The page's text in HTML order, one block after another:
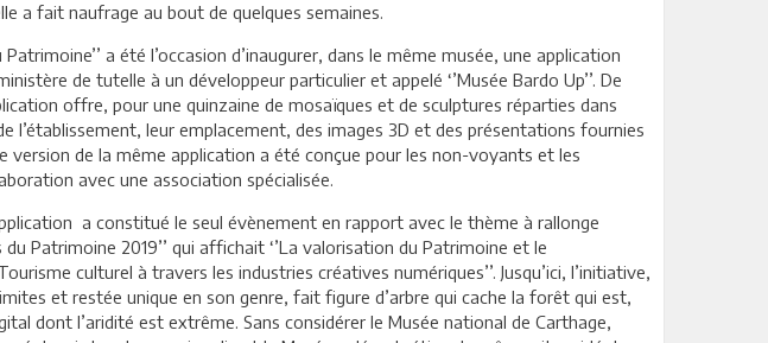
a fait naufrage au bout de quelques semaines.
Patrimoine’’ a été l’occasion d’inaugurer, dans le même musée, une application
de tutelle à un développeur particulier et appelé ‘’Musée Bardo Up’’. De
offre, pour une quinzaine de mosaïques et de sculptures réparties dans
l’établissement, leur emplacement, des images 3D et des présentations fournies
version de la même application a été conçue pour les non-voyants et les
avec une association spécialisée.
a constitué le seul évènement en rapport avec le thème à rallonge
du Patrimoine 2019’’ qui affichait ‘’La valorisation du Patrimoine et le
culturel à travers les industries créatives numériques’’. Jusqu’ici, l’initiative,
et restée unique en son genre, fait figure d’arbre qui cache la forêt qui est,
dont l’aridité est extrême. Sans considérer le Musée national de Carthage,